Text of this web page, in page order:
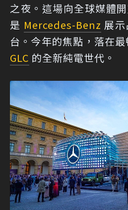
之夜。這場向全球媒體
是 Mercedes-Benz 展
台。今年的焦點，落在最
GLC 的全新純電世代。